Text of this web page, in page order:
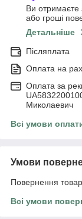
Ви отримаєте
або гроші
Детальніше
Післяплата
Оплата на
Оплата за
Миколаевич
Всі умови
Умови
Повернення
Всі умови